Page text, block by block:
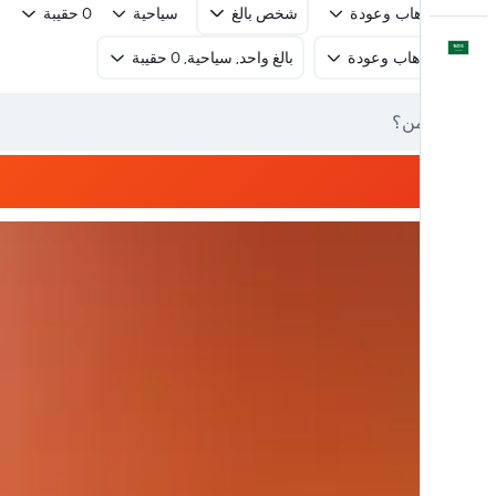
العَرَبِيَّة
رحلة ذهاب وعودة شخص بالغ سياحية 0 حقيبة
رحلة ذهاب وعودة بالغ واحد, سياحية, 0 حقيبة